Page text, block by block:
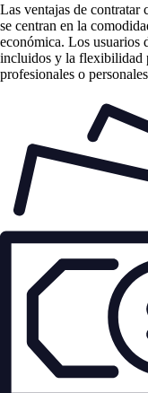
Las ventajas de contratar
se centran en la
económica. Los usuarios
incluidos y la flexibilidad
profesionales o